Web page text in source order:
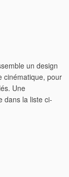
un design
cinématique, pour
Une
dans la liste ci-